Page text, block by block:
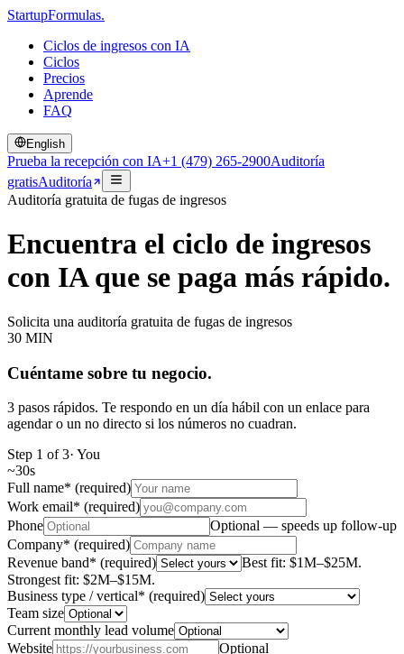
StartupFormulas.
Ciclos de ingresos con IA
Ciclos
Precios
Aprende
FAQ
English
Prueba la recepción con IA+1 (479) 265-2900Auditoría
gratisAuditoría
Auditoría gratuita de fugas de ingresos
Encuentra el ciclo de ingresos
con IA que se paga más rápido.
Solicita una auditoría gratuita de fugas de ingresos
30 MIN
Cuéntame sobre tu negocio.
3 pasos rápidos. Te respondo en un día hábil con un enlace para
agendar o un no directo si los números no cuadran.
Step 1 of3· You
~30s
Full name* (required)
Work email* (required)
Phone
Optional — speeds up follow-up
Company* (required)
Revenue band* (required)
Best fit: $1M–$25M.
Strongest fit: $2M–$15M.
Business type / vertical* (required)
Team size
Current monthly lead volume
Website
Optional